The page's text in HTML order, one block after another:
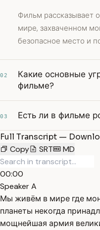
Фильм рассказывает
мире, захваченном
безопасное место и
02
Какие основные
фильме?
03 Есть ли в фильме
Full Transcript —
Copy
SRT MD
00:00
Speaker A
Мы живём в мире где
планеты некогда
мощнейшая армия